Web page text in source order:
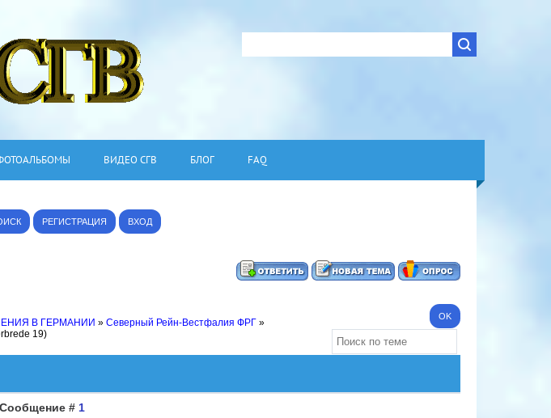
ВИДЕО СГВ БЛОГ FAQ
РЕГИСТРАЦИЯ ВХОД
В ГЕРМАНИИ » Северный Рейн-Вестфалия ФРГ »
19)
Сообщение # 1